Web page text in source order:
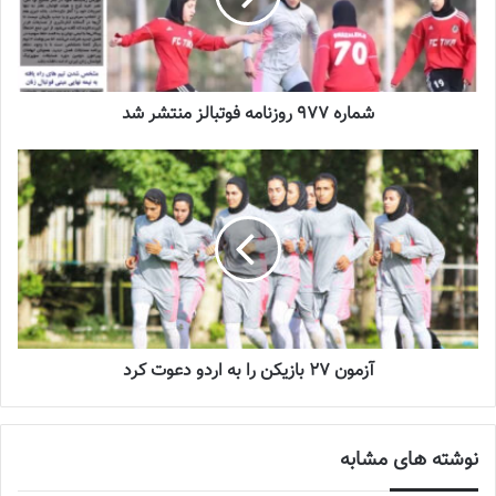
2023-12-24
دعوت آزمون از 30 بازیکن به اردوی تیم ملی
آینده درخشانی در انتظار فوتبال بانوان است
2022-12-10
آخرین بازی تیم ملی فوتبال زیر 17 سال دختران روز شنبه اول مهرماه
ساعت 13 به وقت تهران برابر هند برگزار می شود.
شماره 977 روزنامه فوتبالز منتشر شد
آزمون 27 بازیکن را به اردو دعوت کرد
نوشته های مشابه